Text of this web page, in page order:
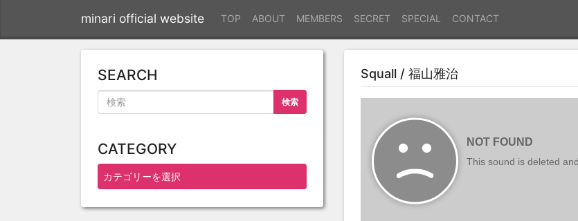
minari official website TOP ABOUT MEMBERS SECRET SPECIAL CONTACT
Squall / 福山雅治
SEARCH
検索
CATEGORY